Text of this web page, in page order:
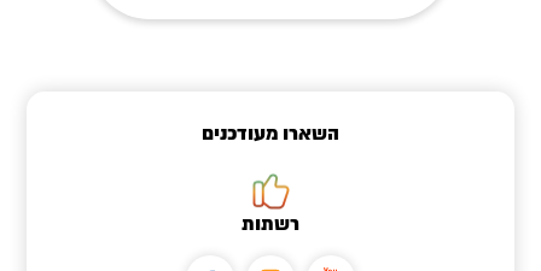
השארו מעודכנים
רשתות